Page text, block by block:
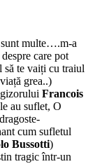
sunt multe….m-a
despre care pot
să te vaiți cu traiul
grea..)
Francois
au suflet, O
cum sufletul
Bussotti)
tragic într-un